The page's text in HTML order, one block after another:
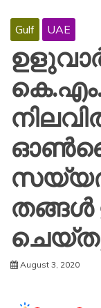
Gulf UAE
തങ്ങൾ
August 3, 2020